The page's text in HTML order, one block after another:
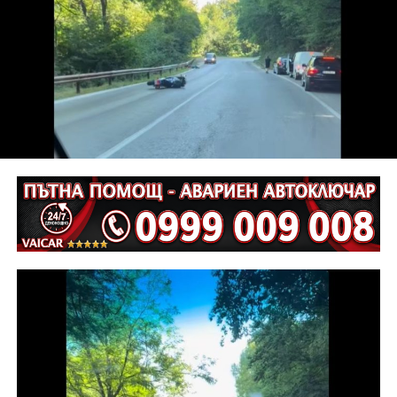
С постановление на Районна прокуратура-Габрово
В.А. е бил задържан за срок до 72 часа, а с
определение на Районен съд-Габрово спрямо него е
взета мярка за неотклонение „домашен арест“.
Съдебният акт е окончателен.